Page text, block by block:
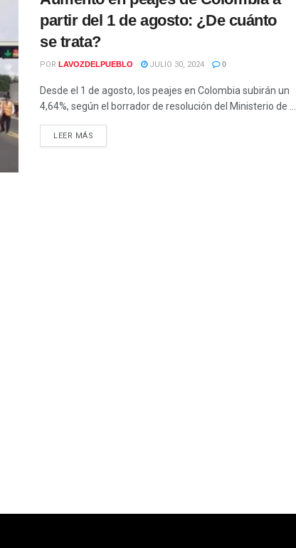
partir del 1 de agosto: ¿De cuánto
se trata?
POR LAVOZDELPUEBLO JULIO 30, 2024 0
Desde el 1 de agosto, los peajes en Colombia subirán un
4,64%, según el borrador de resolución del Ministerio de ...
LEER MÁS